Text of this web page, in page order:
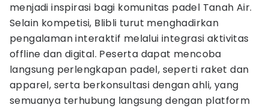
menjadi inspirasi bagi komunitas padel Tanah Air.
Selain kompetisi, Blibli turut menghadirkan
pengalaman interaktif melalui integrasi aktivitas
offline dan digital. Peserta dapat mencoba
langsung perlengkapan padel, seperti raket dan
apparel, serta berkonsultasi dengan ahli, yang
semuanya terhubung langsung dengan platform